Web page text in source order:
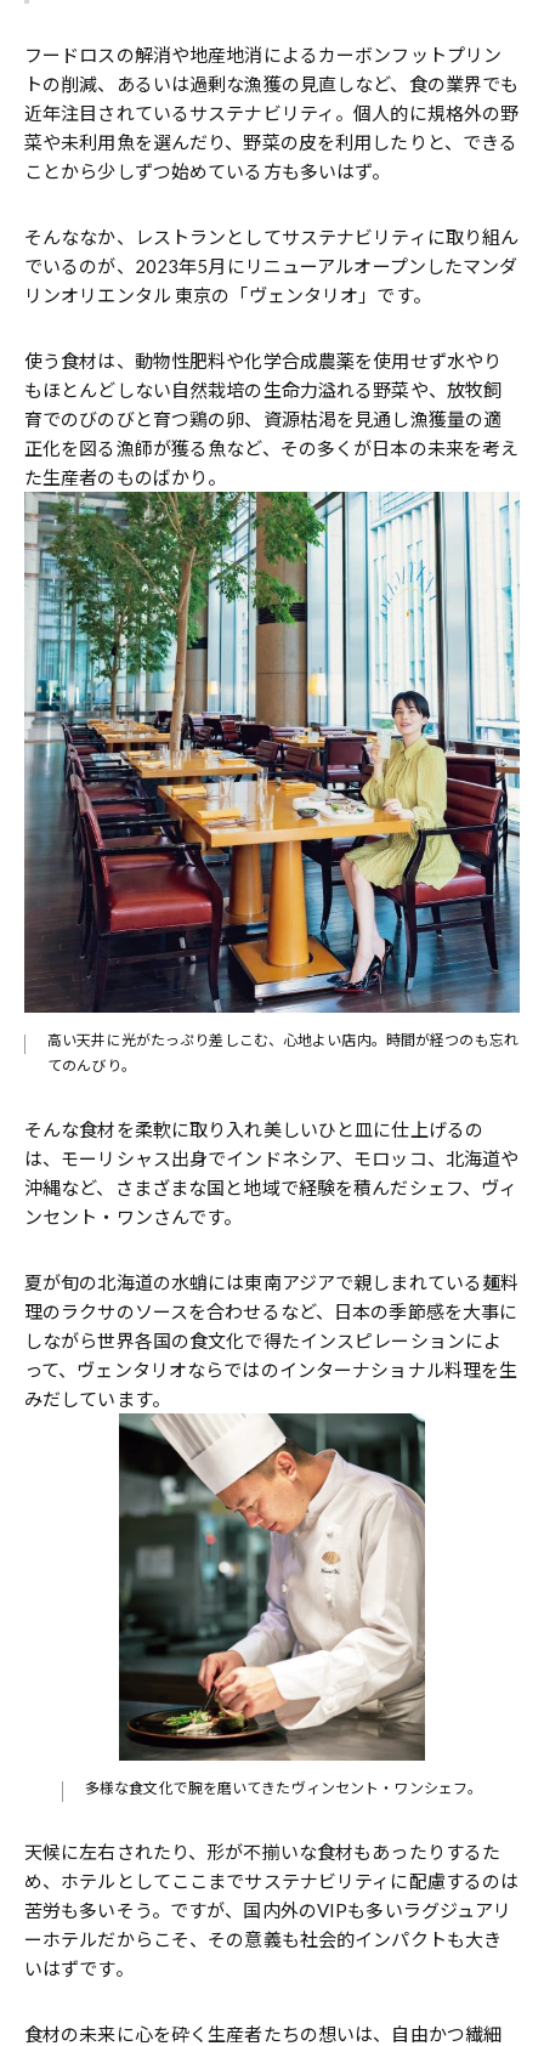
フードロスの解消や地産地消によるカーボンフットプリン
トの削減、あるいは過剰な漁獲の見直しなど、食の業界でも
近年注目されているサステナビリティ。個人的に規格外の野
菜や未利用魚を選んだり、野菜の皮を利用したりと、できる
ことから少しずつ始めている方も多いはず。
そんななか、レストランとしてサステナビリティに取り組ん
でいるのが、2023年5月にリニューアルオープンしたマンダ
リンオリエンタル 東京の「ヴェンタリオ」です。
使う食材は、動物性肥料や化学合成農薬を使用せず水やり
もほとんどしない自然栽培の生命力溢れる野菜や、放牧飼
育でのびのびと育つ鶏の卵、資源枯渇を見通し漁獲量の適
正化を図る漁師が獲る魚など、その多くが日本の未来を考え
た生産者のものばかり。
高い天井に光がたっぷり差しこむ、心地よい店内。時間が経つのも忘れ
てのんびり。
そんな食材を柔軟に取り入れ美しいひと皿に仕上げるの
は、モーリシャス出身でインドネシア、モロッコ、北海道や
沖縄など、さまざまな国と地域で経験を積んだシェフ、ヴィ
ンセント・ワンさんです。
夏が旬の北海道の水蛸には東南アジアで親しまれている麺料
理のラクサのソースを合わせるなど、日本の季節感を大事に
しながら世界各国の食文化で得たインスピレーションによ
って、ヴェンタリオならではのインターナショナル料理を生
みだしています。
多様な食文化で腕を磨いてきたヴィンセント・ワンシェフ。
天候に左右されたり、形が不揃いな食材もあったりするた
め、ホテルとしてここまでサステナビリティに配慮するのは
苦労も多いそう。ですが、国内外のVIPも多いラグジュアリ
ーホテルだからこそ、その意義も社会的インパクトも大き
いはずです。
食材の未来に心を砕く生産者たちの想いは、自由かつ繊細